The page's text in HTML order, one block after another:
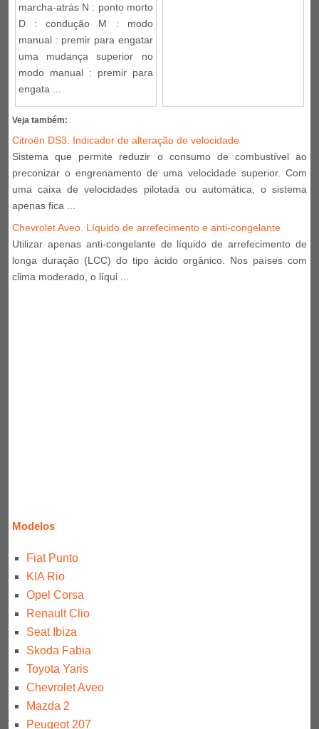
marcha-atrás N : ponto morto
D : condução M : modo
manual : premir para engatar
uma mudança superior no
modo manual : premir para
engata ...
Veja também:
Citroën DS3. Indicador de alteração de velocidade
Sistema que permite reduzir o consumo de combustível ao
preconizar o engrenamento de uma velocidade superior. Com
uma caixa de velocidades pilotada ou automática, o sistema
apenas fica ...
Chevrolet Aveo. Líquido de arrefecimento e anti-congelante
Utilizar apenas anti-congelante de líquido de arrefecimento de
longa duração (LCC) do tipo ácido orgânico. Nos países com
clima moderado, o líqui ...
Modelos
Fiat Punto
KIA Rio
Opel Corsa
Renault Clio
Seat Ibiza
Skoda Fabia
Toyota Yaris
Chevrolet Aveo
Mazda 2
Peugeot 207